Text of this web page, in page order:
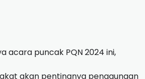
acara puncak PQN 2024 ini,
akan pentingnya penggunaan